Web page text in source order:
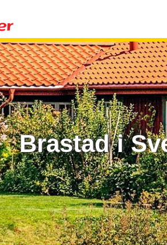
Brastad i